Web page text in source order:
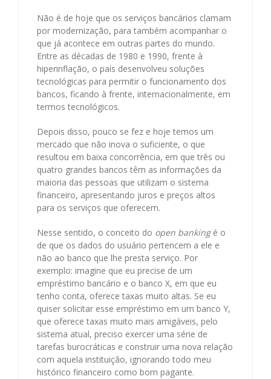
Não é de hoje que os serviços bancários clamam
por modernização, para também acompanhar o
que já acontece em outras partes do mundo.
Entre as décadas de 1980 e 1990, frente à
hiperinflação, o país desenvolveu soluções
tecnológicas para permitir o funcionamento dos
bancos, ficando à frente, internacionalmente, em
termos tecnológicos.
Depois disso, pouco se fez e hoje temos um
mercado que não inova o suficiente, o que
resultou em baixa concorrência, em que três ou
quatro grandes bancos têm as informações da
maioria das pessoas que utilizam o sistema
financeiro, apresentando juros e preços altos
para os serviços que oferecem.
Nesse sentido, o conceito do open banking é o
de que os dados do usuário pertencem a ele e
não ao banco que lhe presta serviço. Por
exemplo: imagine que eu precise de um
empréstimo bancário e o banco X, em que eu
tenho conta, oferece taxas muito altas. Se eu
quiser solicitar esse empréstimo em um banco Y,
que oferece taxas muito mais amigáveis, pelo
sistema atual, preciso exercer uma série de
tarefas burocráticas e construir uma nova relação
com aquela instituição, ignorando todo meu
histórico financeiro como bom pagante.